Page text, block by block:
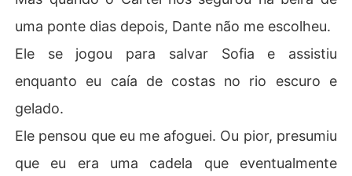
Entrei direto na sede de seu inimigo mortal, Enzo Falco
"Você ainda quer se casar comigo?", perguntei ao home
Enzo não hesitou. "Eu vou queimar a cidade inteira ante
uma ponte dias depois, Dante não me escolheu.
Ele se jogou para salvar Sofia e assistiu
enquanto eu caía de costas no rio escuro e
gelado.
Ele pensou que eu me afoguei. Ou pior, presumiu
que eu era uma cadela que eventualmente